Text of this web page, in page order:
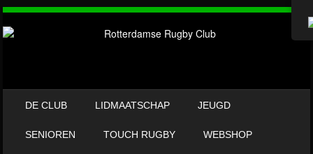
DE CLUB LIDMAATSCHAP JEUGD
SENIOREN TOUCH RUGBY WEBSHOP